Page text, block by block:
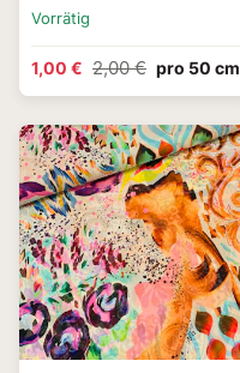
Vorrätig
1,00 € 2,00 € pro 50 cm